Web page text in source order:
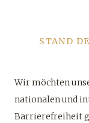
STAND
Wir möchten
nationalen und
Barrierefreiheit